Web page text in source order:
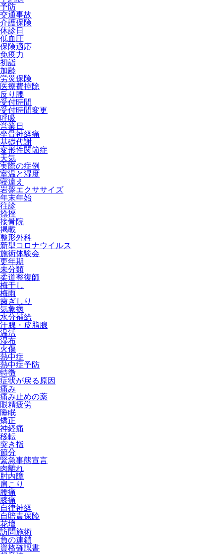
予防
交通事故
介護保険
休診日
低血圧
保険適応
免疫力
初詣
加齢
労災保険
医療費控除
反り腰
受付時間
受付時間変更
呼吸
営業日
坐骨神経痛
基礎代謝
変形性関節症
天気
実際の症例
室温と湿度
寝違え
岩盤エクササイズ
年末年始
往診
捻挫
接骨院
掲載
整形外科
新型コロナウイルス
施術体験会
更年期
未分類
柔道整復師
梅干し
梅雨
歯ぎしり
気象病
水分補給
汗腺・皮脂腺
温活
湿布
火傷
熱中症
熱中症予防
特徴
症状が戻る原因
痛み
痛み止めの薬
眼精疲労
睡眠
矯正
神経痛
移転
突き指
節分
緊急事態宣言
肉離れ
肘内障
肩こり
腰痛
膝痛
自律神経
自賠責保険
花壇
訪問施術
負の連鎖
資格確認書